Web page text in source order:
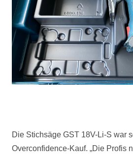
Die Stichsäge GST 18V-Li-S war
Overconfidence-Kauf. „Die Profis